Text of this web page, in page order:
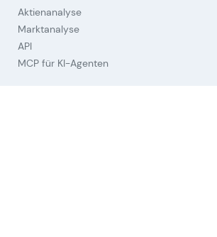
Aktienanalyse
Marktanalyse
API
MCP für KI-Agenten